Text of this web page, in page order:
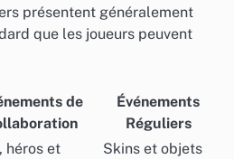
présentent généralement
que les joueurs peuvent
de
Événements
Réguliers
héros et
Skins et objets